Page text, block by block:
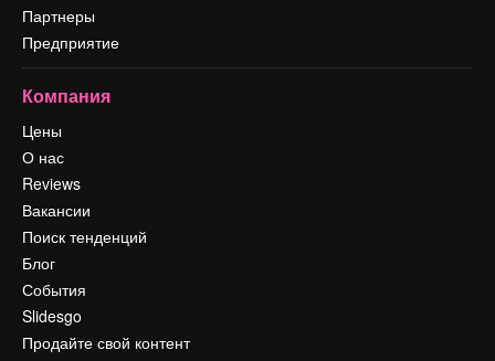
Партнеры
Предприятие
Компания
Цены
О нас
Reviews
Вакансии
Поиск тенденций
Блог
События
Slidesgo
Продайте свой контент